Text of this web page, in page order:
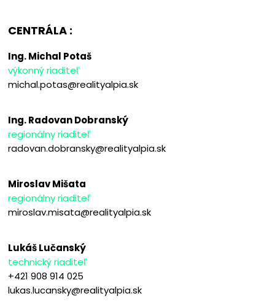
CENTRÁLA :
Ing. Michal Potaš
výkonný riaditeľ
michal.potas@realityalpia.sk
Ing. Radovan Dobranský
regionálny riaditeľ
radovan.dobransky@realityalpia.sk
Miroslav Mišata
regionálny riaditeľ
miroslav.misata@realityalpia.sk
Lukáš Lučanský
technický riaditeľ
+421 908 914 025
lukas.lucansky@realityalpia.sk